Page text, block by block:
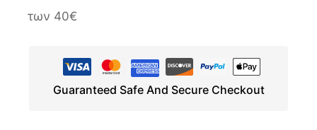
των 40€
Guaranteed Safe And Secure Checkout